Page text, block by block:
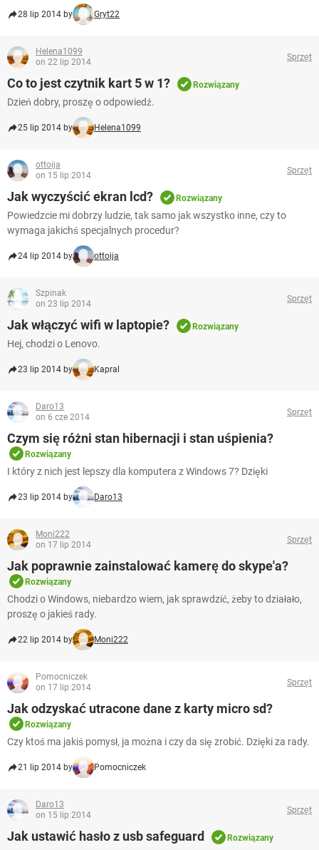
28 lip 2014 by Gryt22
Helena1099
on 22 lip 2014
Sprzęt
Co to jest czytnik kart 5 w 1? Rozwiązany
Dzień dobry, proszę o odpowiedź.
25 lip 2014 by Helena1099
ottoija
on 15 lip 2014
Sprzęt
Jak wyczyścić ekran lcd? Rozwiązany
Powiedzcie mi dobrzy ludzie, tak samo jak wszystko inne, czy to
wymaga jakichś specjalnych procedur?
24 lip 2014 by ottoija
Szpinak
on 23 lip 2014
Sprzęt
Jak włączyć wifi w laptopie? Rozwiązany
Hej, chodzi o Lenovo.
23 lip 2014 by Kapral
Daro13
on 6 cze 2014
Sprzęt
Czym się różni stan hibernacji i stan uśpienia?
Rozwiązany
I który z nich jest lepszy dla komputera z Windows 7? Dzięki
23 lip 2014 by Daro13
Moni222
on 17 lip 2014
Sprzęt
Jak poprawnie zainstalować kamerę do skype'a?
Rozwiązany
Chodzi o Windows, niebardzo wiem, jak sprawdzić, żeby to działało,
proszę o jakieś rady.
22 lip 2014 by Moni222
Pomocniczek
on 17 lip 2014
Sprzęt
Jak odzyskać utracone dane z karty micro sd?
Rozwiązany
Czy ktoś ma jakiś pomysł, ja można i czy da się zrobić. Dzięki za rady.
21 lip 2014 by Pomocniczek
Daro13
on 15 lip 2014
Sprzęt
Jak ustawić hasło z usb safeguard Rozwiązany